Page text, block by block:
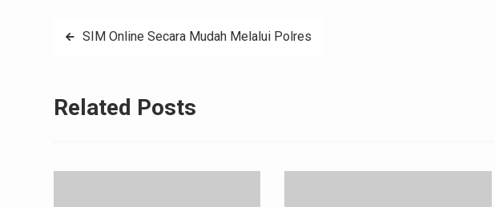
PostSIM Online Secara Mudah Melalui Polres
Related Posts